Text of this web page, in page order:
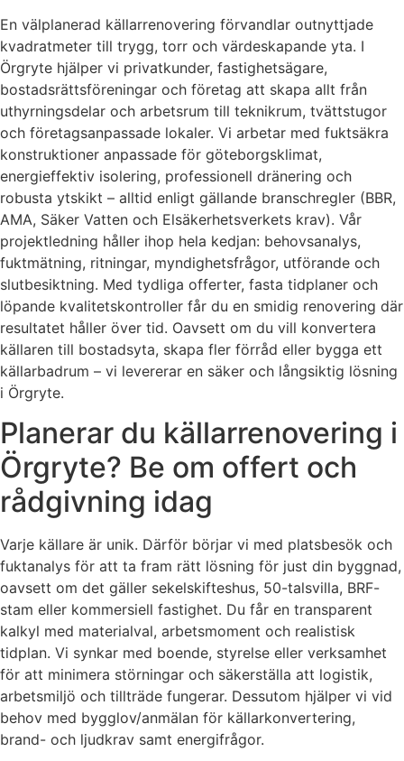
En välplanerad källarrenovering förvandlar outnyttjade
kvadratmeter till trygg, torr och värdeskapande yta. I
Örgryte hjälper vi privatkunder, fastighetsägare,
bostadsrättsföreningar och företag att skapa allt från
uthyrningsdelar och arbetsrum till teknikrum, tvättstugor
och företagsanpassade lokaler. Vi arbetar med fuktsäkra
konstruktioner anpassade för göteborgsklimat,
energieffektiv isolering, professionell dränering och
robusta ytskikt – alltid enligt gällande branschregler (BBR,
AMA, Säker Vatten och Elsäkerhetsverkets krav). Vår
projektledning håller ihop hela kedjan: behovsanalys,
fuktmätning, ritningar, myndighetsfrågor, utförande och
slutbesiktning. Med tydliga offerter, fasta tidplaner och
löpande kvalitetskontroller får du en smidig renovering där
resultatet håller över tid. Oavsett om du vill konvertera
källaren till bostadsyta, skapa fler förråd eller bygga ett
källarbadrum – vi levererar en säker och långsiktig lösning
i Örgryte.
Planerar du källarrenovering i
Örgryte? Be om offert och
rådgivning idag
Varje källare är unik. Därför börjar vi med platsbesök och
fuktanalys för att ta fram rätt lösning för just din byggnad,
oavsett om det gäller sekelskifteshus, 50-talsvilla, BRF-
stam eller kommersiell fastighet. Du får en transparent
kalkyl med materialval, arbetsmoment och realistisk
tidplan. Vi synkar med boende, styrelse eller verksamhet
för att minimera störningar och säkerställa att logistik,
arbetsmiljö och tillträde fungerar. Dessutom hjälper vi vid
behov med bygglov/anmälan för källarkonvertering,
brand- och ljudkrav samt energifrågor.